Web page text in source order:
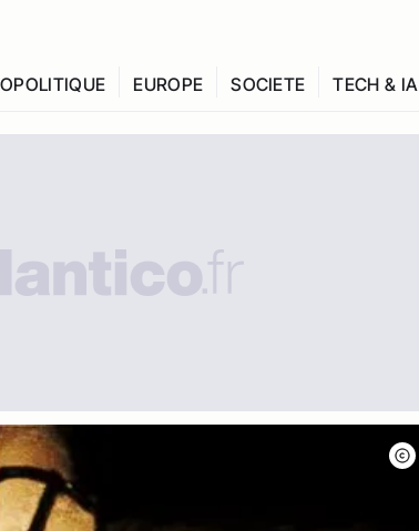
EUROPE SOCIETE TECH & IA